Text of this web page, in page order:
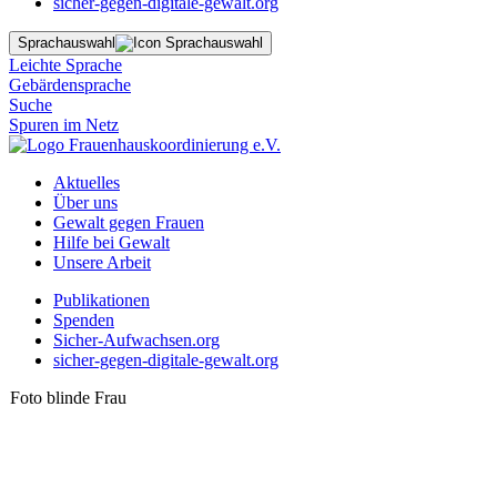
Sprachauswahl
Leichte Sprache
Gebärdensprache
Suche
Spuren im Netz
Aktuelles
Über uns
Gewalt gegen Frauen
Hilfe bei Gewalt
Unsere Arbeit
Publikationen
Spenden
Sicher-Aufwachsen.org
sicher-gegen-digitale-gewalt.org